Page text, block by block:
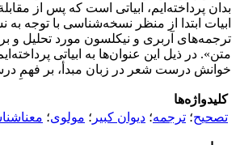
بدان پرداخته‌ایم، ابیاتی است که پس از
ترجمه‌های آربری و نیکلسون مورد تحلیل
متن». در ذیل این عنوان‌ها به ابیاتی
خوانش درست شعر در زبان مبدأ، بر فهمِ
کلیدواژه‌ها
تصحیح؛ ترجمه؛ دیوان کبیر ؛ مولوی؛